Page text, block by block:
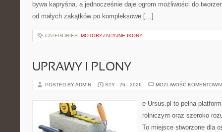
bywa kapryśna, a jednocześnie daje ogrom możliwości do
od małych zakątków po kompleksowe […]
CATEGORIES: MOTORYZACYJNE IKONY
UPRAWY I PLONY
POSTED BY ADMIN STY - 26 - 2026 MOŻLIWOŚĆ
e-Ursus.pl to pełna
rolniczym oraz szeroko
To miejsce stworzone dla